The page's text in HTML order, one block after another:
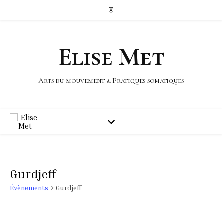
Elise Met
Arts du mouvement & Pratiques somatiques
Gurdjeff
Évènements Gurdjeff